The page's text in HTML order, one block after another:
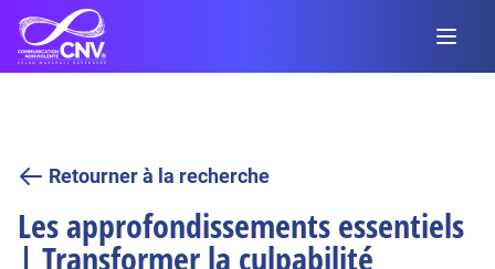
Retourner à la recherche
Les approfondissements essentiels
| Transformer la culpabilité